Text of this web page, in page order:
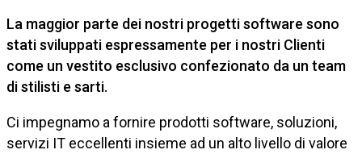
La maggior parte dei nostri progetti software sono
stati sviluppati espressamente per i nostri Clienti
come un vestito esclusivo confezionato da un team
di stilisti e sarti.
Ci impegnamo a fornire prodotti software, soluzioni,
servizi IT eccellenti insieme ad un alto livello di valore